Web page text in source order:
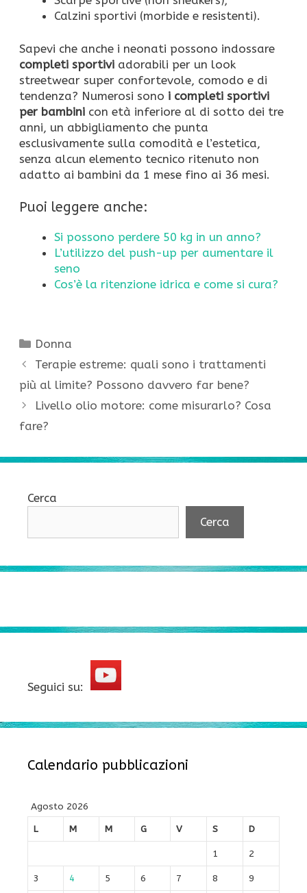
Calzini sportivi (morbide e resistenti).
Sapevi che anche i neonati possono indossare
completi sportivi adorabili per un look
streetwear super confortevole, comodo e di
tendenza? Numerosi sono i completi sportivi
per bambini con età inferiore al di sotto dei tre
anni, un abbigliamento che punta
esclusivamente sulla comodità e l’estetica,
senza alcun elemento tecnico ritenuto non
adatto ai bambini da 1 mese fino ai 36 mesi.
Puoi leggere anche:
Si possono perdere 50 kg in un anno?
L’utilizzo del push-up per aumentare il
seno
Cos’è la ritenzione idrica e come si cura?
Categorie
Donna
Terapie estreme: quali sono i trattamenti
più al limite? Possono davvero far bene?
Livello olio motore: come misurarlo? Cosa
fare?
Cerca
Cerca
Seguici su:
Calendario pubblicazioni
Agosto 2026
L
M M G V S D
1 2
3 4 5 6 7 8 9